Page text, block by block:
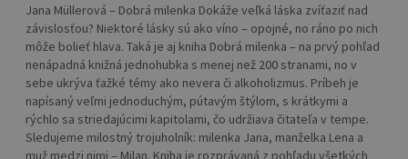
Jana Müllerová – Dobrá milenka Dokáže veľká láska zvíťaziť nad
závislosťou? Niektoré lásky sú ako víno – opojné, no ráno po nich
môže bolieť hlava. Taká je aj kniha Dobrá milenka – na prvý pohľad
nenápadná knižná jednohubka s menej než 200 stranami, no v
sebe ukrýva ťažké témy ako nevera či alkoholizmus. Príbeh je
napísaný veľmi jednoduchým, pútavým štýlom, s krátkymi a
rýchlo sa striedajúcimi kapitolami, čo udržiava čitateľa v tempe.
Sledujeme milostný trojuholník: milenka Jana, manželka Lena a
muž medzi nimi – Milan. Kniha je rozprávaná z pohľadu všetkých